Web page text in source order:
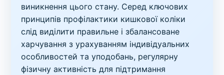
виникнення цього стану. Серед ключових
принципів профілактики кишкової коліки
слід виділити правильне і збалансоване
харчування з урахуванням індивідуальних
особливостей та уподобань, регулярну
фізичну активність для підтримання